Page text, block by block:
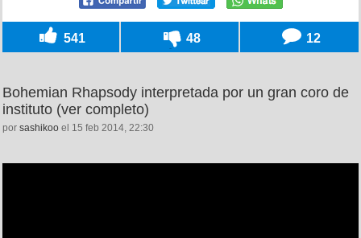
541 48 12
Bohemian Rhapsody interpretada por un gran coro de
instituto (ver completo)
por sashikoo el 15 feb 2014, 22:30